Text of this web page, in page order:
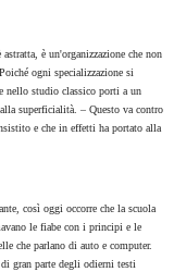
è un'organizzazione che non
ogni specializzazione si
nello studio classico porti a un
superficialità. – Questo va contro
e che in effetti ha portato alla
così oggi occorre che la scuola
le fiabe con i principi e le
che parlano di auto e computer.
gran parte degli odierni testi